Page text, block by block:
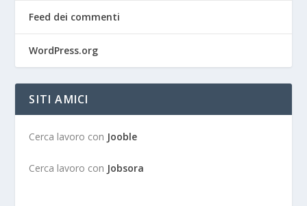
Feed dei commenti
WordPress.org
SITI AMICI
Cerca lavoro con Jooble
Cerca lavoro con Jobsora